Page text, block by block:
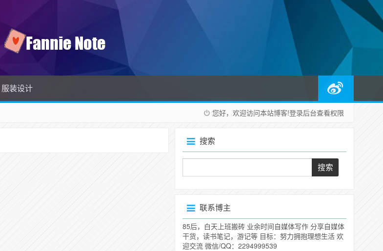
服装设计
您好，欢迎访问本站博客!登录后台查看权限
搜索
联系博主
85后，白天上班搬砖 业余时间自媒体写作 分享自媒体
干货，读书笔记，游记等 目标：努力拥抱理想生活 欢
迎交流 微信/QQ：2294999539